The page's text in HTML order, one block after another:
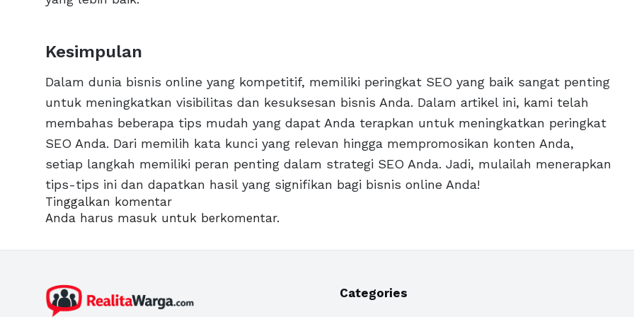
Kesimpulan
Dalam dunia bisnis online yang kompetitif, memiliki peringkat SEO yang baik sangat penting
untuk meningkatkan visibilitas dan kesuksesan bisnis Anda. Dalam artikel ini, kami telah
membahas beberapa tips mudah yang dapat Anda terapkan untuk meningkatkan peringkat
SEO Anda. Dari memilih kata kunci yang relevan hingga mempromosikan konten Anda,
setiap langkah memiliki peran penting dalam strategi SEO Anda. Jadi, mulailah menerapkan
tips-tips ini dan dapatkan hasil yang signifikan bagi bisnis online Anda!
Tinggalkan komentar
Anda harus masuk untuk berkomentar.
Categories